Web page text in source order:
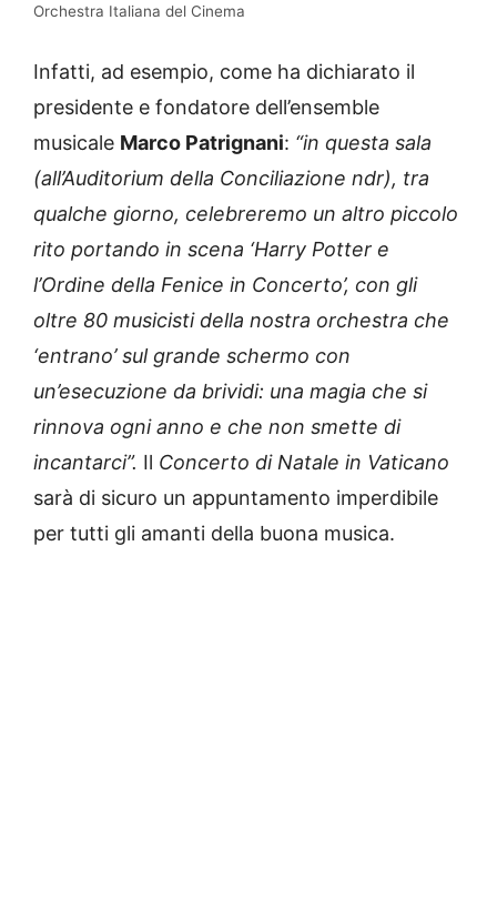
Orchestra Italiana del Cinema
Infatti, ad esempio, come ha dichiarato il
presidente e fondatore dell’ensemble
musicale Marco Patrignani: “in questa sala
(all’Auditorium della Conciliazione ndr), tra
qualche giorno, celebreremo un altro piccolo
rito portando in scena ‘Harry Potter e
l’Ordine della Fenice in Concerto’, con gli
oltre 80 musicisti della nostra orchestra che
‘entrano’ sul grande schermo con
un’esecuzione da brividi: una magia che si
rinnova ogni anno e che non smette di
incantarci”. Il Concerto di Natale in Vaticano
sarà di sicuro un appuntamento imperdibile
per tutti gli amanti della buona musica.